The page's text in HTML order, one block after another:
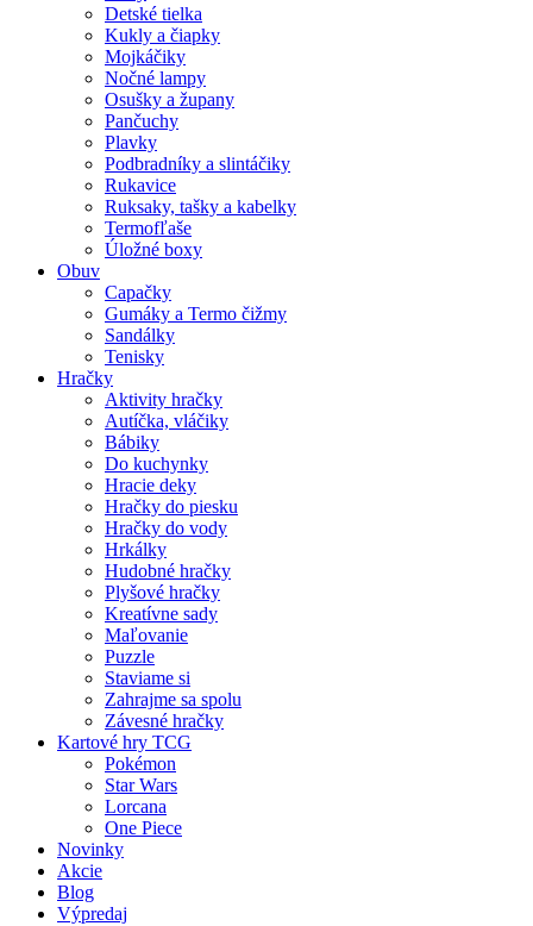
Detské tielka
Kukly a čiapky
Mojkáčiky
Nočné lampy
Osušky a župany
Pančuchy
Plavky
Podbradníky a slintáčiky
Rukavice
Ruksaky, tašky a kabelky
Termofľaše
Úložné boxy
Obuv
Capačky
Gumáky a Termo čižmy
Sandálky
Tenisky
Hračky
Aktivity hračky
Autíčka, vláčiky
Bábiky
Do kuchynky
Hracie deky
Hračky do piesku
Hračky do vody
Hrkálky
Hudobné hračky
Plyšové hračky
Kreatívne sady
Maľovanie
Puzzle
Staviame si
Zahrajme sa spolu
Závesné hračky
Kartové hry TCG
Pokémon
Star Wars
Lorcana
One Piece
Novinky
Akcie
Blog
Výpredaj